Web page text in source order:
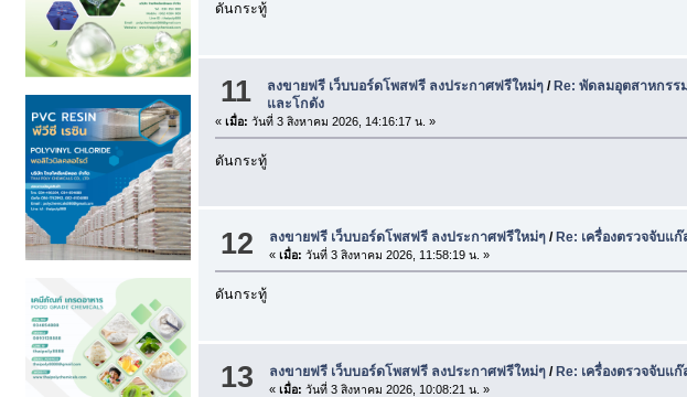
ดันกระทู้
11 ลงขายฟรี เว็บบอร์ดโพสฟรี ลงประกาศฟรีใหม่ๆ /Re: พัดลมอุตสาหกรร
และโกดัง
« เมื่อ: วันที่ 3 สิงหาคม 2026, 14:16:17 น. »
ดันกระทู้
12 ลงขายฟรี เว็บบอร์ดโพสฟรี ลงประกาศฟรีใหม่ๆ / Re: เครื่องตรวจจับแ
«เมื่อ: วันที่ 3 สิงหาคม 2026, 11:58:19 น. »
ดันกระทู้
13 ลงขายฟรี เว็บบอร์ดโพสฟรี ลงประกาศฟรีใหม่ๆ /Re: เครื่องตรวจจับแ
«เมื่อ: วันที่ 3 สิงหาคม 2026, 10:08:21 น. »